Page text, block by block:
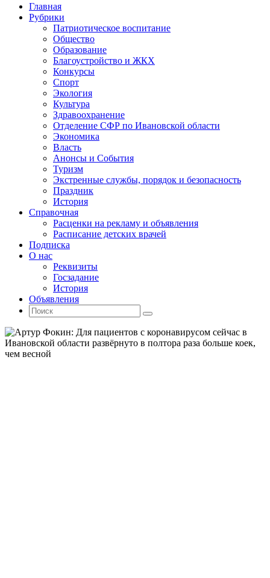
Промотать
содержимому
Главная
Рубрики
Патриотическое воспитание
Общество
Образование
Благоустройство и ЖКХ
Конкурсы
Спорт
Экология
Культура
Здравоохранение
Отделение СФР по Ивановской области
Экономика
Власть
Анонсы и События
Туризм
Экстренные службы, порядок и безопасность
Праздник
История
Справочная
Расценки на рекламу и объявления
Расписание детских врачей
Подписка
О нас
Реквизиты
Госзадание
История
Объявления
Поиск
Искать:
Поиск